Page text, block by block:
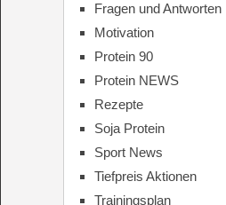
Fragen und Antworten
Motivation
Protein 90
Protein NEWS
Rezepte
Soja Protein
Sport News
Tiefpreis Aktionen
Trainingsplan